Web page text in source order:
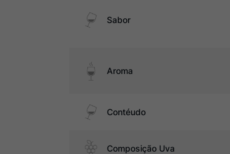
Sabor
Aroma
Contéudo
Composição Uva